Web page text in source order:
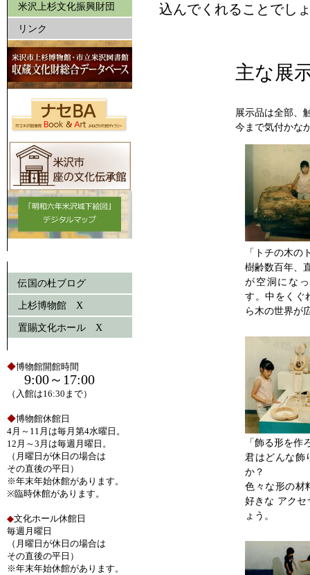
米沢上杉文化振興財団
リンク
伝国の杜ブログ
上杉博物館 X
置賜文化ホール X
◆博物館開館時間
9:00～17:00
（入館は16:30まで）
◆博物館休館日
4月～11月は毎月第4水曜日。
12月～3月は毎週月曜日。
（月曜日が休日の場合は
その直後の平日）
※年末年始休館があります。
※臨時休館があります。
◆文化ホール休館日
毎週月曜日
（月曜日が休日の場合は
その直後の平日）
※年末年始休館があります。
込んでくれることでし
主な展
展示品は全部、
今まで気付かな
「トチの木の
樹齢数百年、
が空洞にな
す。中をくぐ
ら木の世界が
「飾る形を作
君はどんな飾
か？
色々な形の材
好きな アクセ
ょう。